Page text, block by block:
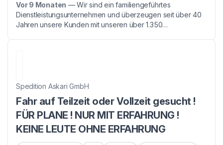
Vor 9 Monaten —Wir sind ein familiengeführtes
Dienstleistungsunternehmen und überzeugen seit über 40
Jahren unsere Kunden mit unseren über 1.350
Spedition Askari GmbH
Fahr auf Teilzeit oder Vollzeit gesucht !
FÜR PLANE ! NUR MIT ERFAHRUNG !
KEINE LEUTE OHNE ERFAHRUNG